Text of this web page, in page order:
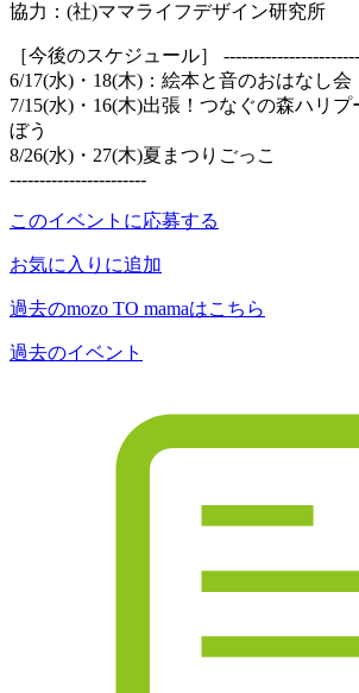
協力：(社)ママライフデザイン研究所
［今後のスケジュール］ -----------------------
6/17(水)・18(木)：絵本と音のおはなし会
7/15(水)・16(木)出張！つなぐの森ハリ
ぼう
8/26(水)・27(木)夏まつりごっこ
-----------------------
このイベントに応募する
お気に入りに追加
過去のmozo TO mamaはこちら
過去のイベント